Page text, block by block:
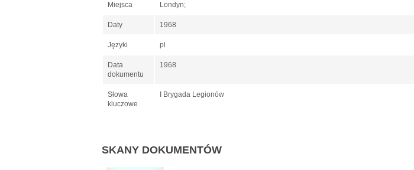
Miejsca Londyn;
Daty 1968
Języki pl
Data
dokumentu
1968
Słowa
kluczowe
I Brygada Legionów
SKANY DOKUMENTÓW